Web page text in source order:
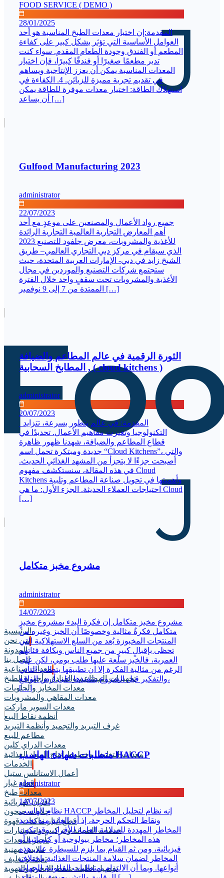
الرئيسية
من نحن
المدونة
اتصل بنا
معدات صناعية
تجهيزات المطاعم والفنادق وأجهزة الطبخ
معدات المخابز والحلويات
معدات المقاهي والمشروبات
معدات السوبر ماركت
أنظمة نقاط البيع
غرف التبريد والتجميد وأنظمة التبريد
مطاعم للبيع
معدات الدراي كلين
معدات التغليف وخطوط إنتاج المواد الغذائية
الخدمات
أعمال الاستانلس ستيل
قطع غيار
معدات طبخ
افران كهربائية
جلايات صحون
قطع غيار ماكنات قهوة
خدمات الصيانة و تركيب واستشارات
تأجير المعدات
ملابس مهنية
تعبئة و تغليف
تفصيل انظمة شفط الابخرة والتهوية
FOOD SERVICE ( DEMO )
28/01/2025
المقدمة:إن اختيار معدات الطبخ المناسبة هو أحد
العوامل الأساسية التي تؤثر بشكل كبير على كفاءة
المطعم أو الفندق وجودة الطعام المقدم. سواء كنت
تدير مطعمًا صغيرًا أو فندقًا كبيرًا، فإن اختيار
المعدات المناسبة يمكن أن يعزز الإنتاجية ويساهم
في تقديم تجربة مميزة للزبائن. 4. الكفاءة في
استهلاك الطاقة: اختيار معدات موفرة للطاقة يمكن
أن يساعد […]
Gulfood Manufacturing 2023
administrator
22/07/2023
جميع رواد الأعمال والمصنعين على موعدٍ مع أحد
أهم المعارض التجارية العالمية التجارية الرائدة
للأغذية والمشروبات، معرض جلفود للتصنيع 2023
الذي سيقام في مركز دبي التجاري العالمي– طريق
الشيخ زايد في دبي- الإمارات العربية المتحدة، حيث
ستجتمع شركات التصنيع والموردين في مجال
الأغذية والمشروبات تحت سقفٍ واحد خلال الفترة
الممتدة من 7 إلى 9 نوفمبر […]
الثورة الرقمية في عالم المطاعم والضيافة
, المطابخ السحابية ( cloud kitchens )
administrator
20/07/2023
التكنولوجيا وتغيرت مفاهيم الأعمال. تحديدًا في
قطاع المطاعم والضيافة، شهدنا ظهور ظاهرة
جديدة ومبتكرة تحمل اسم “Cloud Kitchens”، والتي
أصبحت جزءًا لا يتجزأ من المشهد الغذائي الحديث.
في هذه المقالة، سنستكشف مفهوم Cloud
Kitchens وأهميتها في تحويل صناعة المطاعم وتلبية
احتياجات العملاء الحديثة. الجزء الأول: ما هي Cloud
[…]
مشروع مخبز متكامل
administrator
14/07/2023
مشروع مخبز متكامل إن فكرة البدء بمشروع مخبزٍ
متكامل فكرةٌ مثالية وخصوصًا أن الخبز وغيره من
المنتجات المخبوزة يُعد من السلع الاستهلاكية التي
تحظى بإقبالٍ كبيرٍ من جميع الناس وبكافة فئاتهم
العمرية، فالخبز سلعة عليها طلب يومي، لكن على
الرغم من مثالية الفكرة إلا ان تطبيقها يتطلب التأني
والتفكير قبل الشروع بتنفيذها على أرض الواقع،
[…]
متطلبات شهادة الهاسب HACCP
administrator
14/07/2023
نظام الهاسب HACCP إنه نظام لتحليل المخاطر
ونقاط التحكم الحرجة، إذ أن الغاية منه تحديد
المخاطر المهددة للسلامة العامة للأفراد، وقد تكون
هذه المخاطر؛ مخاطر بيولوجية أو كيميائية أو
فيزيائية، ومن ثم القيام بما يلزم للسيطرة على هذه
المخاطر لضمان سلامة المنتجات الغذائية باختلاف
أنواعها. وبما أن الالتزام بمتطلبات القانونية للجهات